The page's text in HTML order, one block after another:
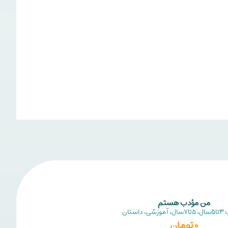
من مؤدب هستم
3تا5سال ،5تا7سال ،آموزشی،داستان